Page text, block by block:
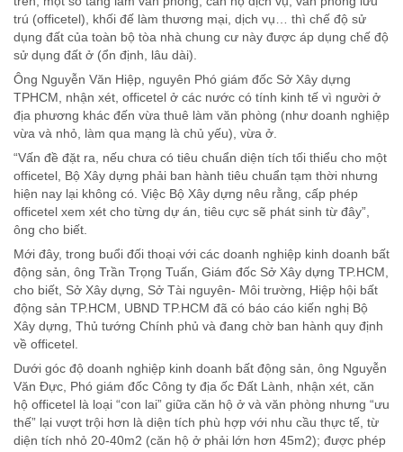
trú (officetel), khối đế làm thương mại, dịch vụ… thì chế độ sử
dụng đất của toàn bộ tòa nhà chung cư này được áp dụng chế độ
sử dụng đất ở (ổn định, lâu dài).
Ông Nguyễn Văn Hiệp, nguyên Phó giám đốc Sở Xây dựng
TPHCM, nhận xét, officetel ở các nước có tính kinh tế vì người ở
địa phương khác đến vừa thuê làm văn phòng (như doanh nghiệp
vừa và nhỏ, làm qua mạng là chủ yếu), vừa ở.
“Vấn đề đặt ra, nếu chưa có tiêu chuẩn diện tích tối thiểu cho một
officetel, Bộ Xây dựng phải ban hành tiêu chuẩn tạm thời nhưng
hiện nay lại không có. Việc Bộ Xây dựng nêu rằng, cấp phép
officetel xem xét cho từng dự án, tiêu cực sẽ phát sinh từ đây”,
ông cho biết.
Mới đây, trong buổi đối thoại với các doanh nghiệp kinh doanh bất
động sản, ông Trần Trọng Tuấn, Giám đốc Sở Xây dựng TP.HCM,
cho biết, Sở Xây dựng, Sở Tài nguyên- Môi trường, Hiệp hội bất
động sản TP.HCM, UBND TP.HCM đã có báo cáo kiến nghị Bộ
Xây dựng, Thủ tướng Chính phủ và đang chờ ban hành quy định
về officetel.
Dưới góc độ doanh nghiệp kinh doanh bất động sản, ông Nguyễn
Văn Đực, Phó giám đốc Công ty địa ốc Đất Lành, nhận xét, căn
hộ officetel là loại “con lai” giữa căn hộ ở và văn phòng nhưng “ưu
thế” lại vượt trội hơn là diện tích phù hợp với nhu cầu thực tế, từ
diện tích nhỏ 20-40m2 (căn hộ ở phải lớn hơn 45m2); được phép